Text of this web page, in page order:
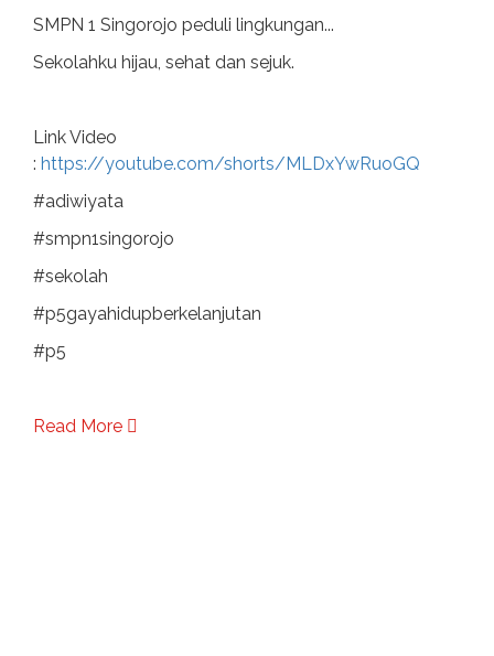
SMPN 1 Singorojo peduli lingkungan...
Sekolahku hijau, sehat dan sejuk.
Link Video
: https://youtube.com/shorts/MLDxYwRuoGQ
#adiwiyata
#smpn1singorojo
#sekolah
#p5gayahidupberkelanjutan
#p5
Read More